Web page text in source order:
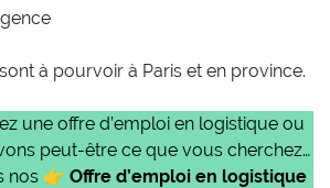
à pourvoir à Paris et en province.
une offre d’emploi en logistique ou
peut-être ce que vous cherchez…
nos 👉 Offre d’emploi en logistique